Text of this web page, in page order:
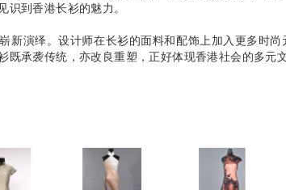
识到香港长衫的魅力。
新演绎。设计师在长衫的面料和配饰上加入更多时
既承袭传统，亦改良重塑，正好体现香港社会的多元